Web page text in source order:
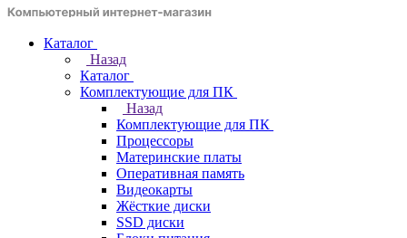
Каталог
Назад
Каталог
Комплектующие для ПК
Назад
Комплектующие для ПК
Процессоры
Материнские платы
Оперативная память
Видеокарты
Жёсткие диски
SSD диски